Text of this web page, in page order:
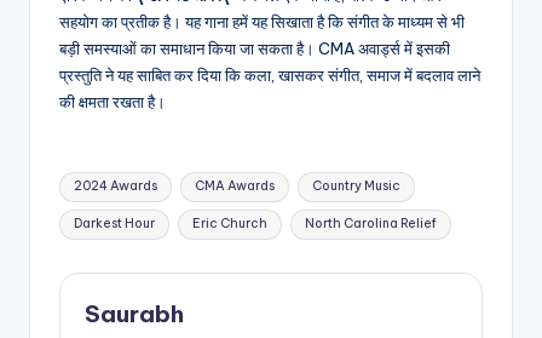
सहयोग का प्रतीक है। यह गाना हमें यह सिखाता है कि संगीत के माध्यम से भी
बड़ी समस्याओं का समाधान किया जा सकता है। CMA अवार्ड्स में इसकी
प्रस्तुति ने यह साबित कर दिया कि कला, खासकर संगीत, समाज में बदलाव लाने
की क्षमता रखता है।
Tags:
2024 Awards CMA Awards Country Music
Darkest Hour Eric Church North Carolina Relief
Saurabh